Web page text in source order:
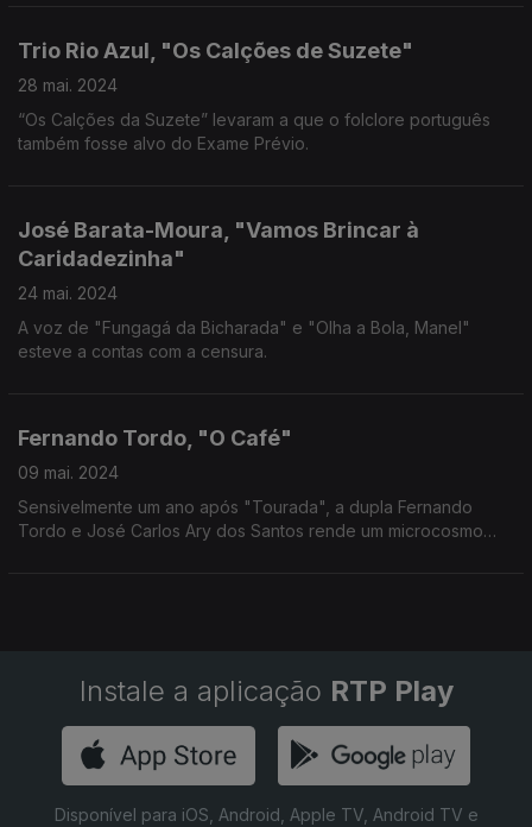
Trio Rio Azul, "Os Calções de Suzete"
28 mai. 2024
“Os Calções da Suzete” levaram a que o folclore português
também fosse alvo do Exame Prévio.
José Barata-Moura, "Vamos Brincar à
Caridadezinha"
24 mai. 2024
A voz de "Fungagá da Bicharada" e "Olha a Bola, Manel"
esteve a contas com a censura.
Fernando Tordo, "O Café"
09 mai. 2024
Sensivelmente um ano após "Tourada", a dupla Fernando
Tordo e José Carlos Ary dos Santos rende um microcosmo
Instale a aplicação RTP Play
Disponível para iOS, Android, Apple TV, Android TV e